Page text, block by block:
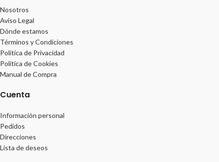
Nosotros
Aviso Legal
Dónde estamos
Términos y Condiciones
Política de Privacidad
Política de Cookies
Manual de Compra
Cuenta
Información personal
Pedidos
Direcciones
Lista de deseos